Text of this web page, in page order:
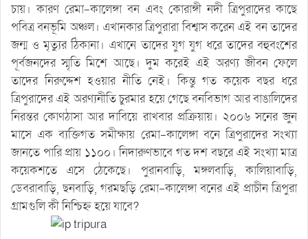
চায়। কারণ রেমা-কালেঙ্গা বন এবং কোরাঙ্গী নদী ত্রিপুরাদের কাছে
পবিত্র বনভূমি অঞ্চল। এখানকার ত্রিপুরারা বিশ্বাস করেন এই বন তাদের
জন্ম ও মৃত্যুর ঠিকানা। এখানে তাদের যুগ যুগ ধরে তাদের বহুবংশের
পূর্বজনদের স্মৃতি মিশে আছে। দুম করেই এই অরণ্য জীবন ফেলে
তাদের নিরুদ্দেশ হওয়ার নীতি নেই। কিন্তু গত কয়েক বছর ধরে
ত্রিপুরাদের এই অরণ্যনীতি চুরমার হয়ে গেছে বনবিভাগ আর বাঙালিদের
নিরন্তর কোণঠাসা আর দাবিয়ে রাখবার প্রক্রিয়ায়। ২০০৬ সনের জুন
মাসে এক ব্যক্তিগত সমীক্ষায় রেমা-কালেঙ্গা বনে ত্রিপুরাদের সংখ্যা
জানতে পারি প্রায় ১১০০। নিদারুণভাবে গত দশ বছরে এই সংখ্যা মাত্র
কয়েকশতে এসে ঠেকেছে। পুরানবাড়ি, মঙ্গলবাড়ি, কালিয়াবাড়ি,
ডেবরাবাড়ি, ছনবাড়ি, গরমছড়ি রেমা-কালেঙ্গা বনের এই প্রাচীন ত্রিপুরা
গ্রামগুলি কী নিশ্চিহ্ন হয়ে যাবে?